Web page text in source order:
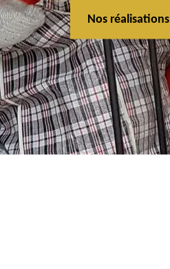
Nos réalisations